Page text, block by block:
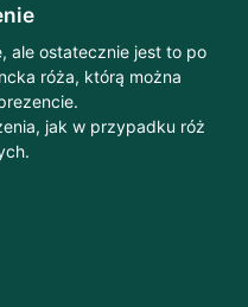
ale ostatecznie jest to po
róża, którą można
jak w przypadku róż